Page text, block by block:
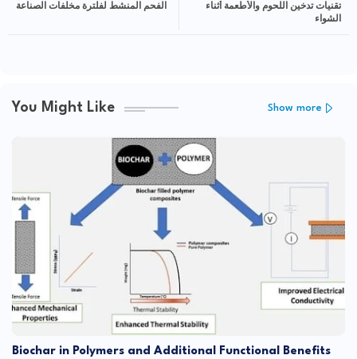
تقنيات تدخين اللحوم والأطعمة أثناء
الشواء
الفحم المنشط لفلترة مخلفات الصناعة
You Might Like Show more
Biochar in Polymers and Additional Functional Benefits